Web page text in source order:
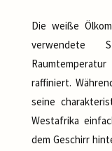
Die weiße
verwendete
raffiniert.
seine
Westafrika
dem Geschirr